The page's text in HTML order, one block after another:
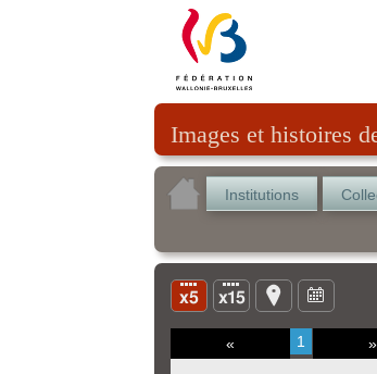
Images et histoires
Institutions
« 1 »